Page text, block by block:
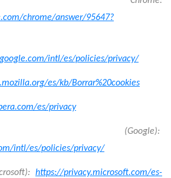
chrome/answer/95647?
intl/es/policies/privacy/
es/kb/Borrar%20cookies
es/privacy
(Google):
intl/es/policies/privacy/
https://privacy.microsoft.com/es-